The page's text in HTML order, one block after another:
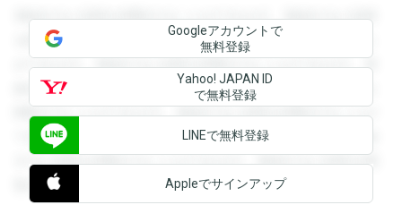
登録すると回答を閲覧することができます。登録すると回答
を閲覧することができます。登録すると回答を閲覧すること
ができます。登録すると回答を閲覧することができます。登
録すると回答を閲覧することができます。登録すると回答を
閲覧することができます。登録すると回答を閲覧することが
できます。登録すると回答を閲覧することができます。登録
すると回答を閲覧することができます。登録すると回答を閲
覧することができます。
Googleアカウントで
無料登録
Yahoo! JAPAN ID
で無料登録
LINEで無料登録
Appleでサインアップ